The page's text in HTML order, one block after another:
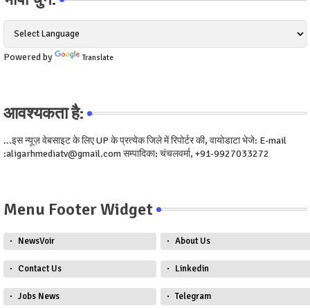
Powered by Translate
आवश्यकता है:
...इस न्यूज़ वेबसाइट के लिए UP के प्रत्येक जिले में रिपोर्टर की, वायोडाटा भेजे: E-mail
:aligarhmediatv@gmail.com सम्पादिका: चंचलवर्मा, +91-9927033272
Menu Footer Widget
NewsVoir About Us
Contact Us Linkedin
Jobs News Telegram